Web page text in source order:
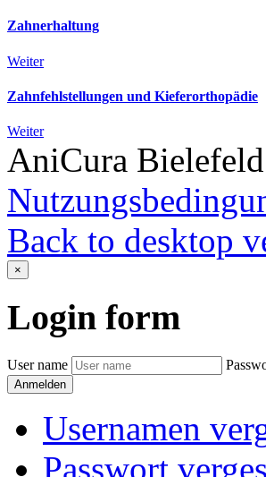
Zahnerhaltung
Weiter
Zahnfehlstellungen und Kieferorthopädie
Weiter
AniCura Bielefeld
Back to desktop
×
Login form
User name
Anmelden
Usernamen
Passwort